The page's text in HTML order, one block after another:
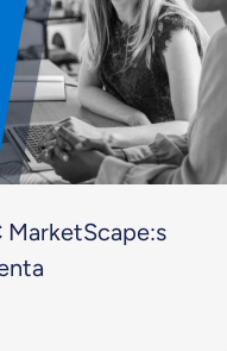
MarketScape:s